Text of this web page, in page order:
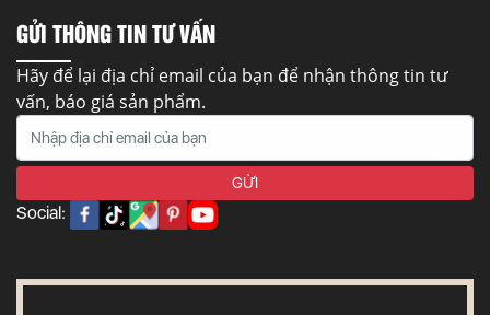
GỬI THÔNG TIN TƯ VẤN
Hãy để lại địa chỉ email của bạn để nhận thông tin tư
vấn, báo giá sản phẩm.
Social: